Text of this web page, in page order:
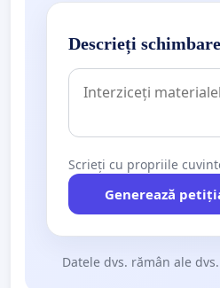
Descrieți
Scrieți cu propriile
Generează
Datele dvs. rămân ale dvs.